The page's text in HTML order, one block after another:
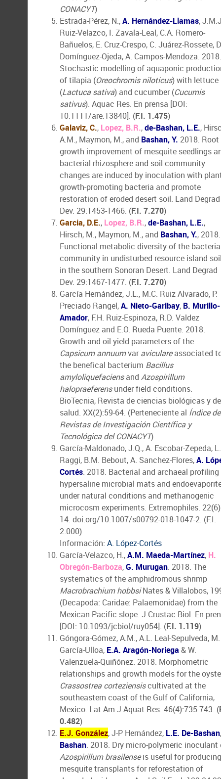
CONACYT)
Estrada-Pérez, N.,A. Hernández-Llamas,
Ruiz-Velazco, I. Zavala-Leal, C.A. Romero-
Bañuelos, E. Cruz-Crespo, C. Juárez-Rossete,
Domínguez-Ojeda, A. Campos-Mendoza. 2018.
Stochastic modelling of aquaponic
of tilapia (Oreochromis niloticus) with lettuce
(Lactuca sativa) and cucumber (Cucumis
sativus). Aquac Res. En prensa [DOI:
10.1111/are.13840]. (F.I. 1.475)
Galaviz, C., Lopez, B.R.,de-Bashan, L.E.,
A.M., Maymon, M., and Bashan, Y. 2018. Root
growth improvement of mesquite seedlings
bacterial rhizosphere and soil community
changes are induced by inoculation with
growth-promoting bacteria and promote
restoration of eroded desert soil. Land Degrad
Dev. 29:1453-1466. (F.I. 7.270)
Garcia, D.E., Lopez, B.R.,de-Bashan, L.E.,
Hirsch, M., Maymon, M., and Bashan, Y., 2018.
Functional metabolic diversity of the
community in undisturbed resource island
in the southern Sonoran Desert. Land Degrad
Dev. 29:1467-1477. (F.I. 7.270)
García Hernández, J.L., M.C. Ruiz Alvarado, P.
Preciado Rangel,A. Nieto-Garibay, B. Murillo-
Amador, F.H. Ruiz-Espinoza, R.D. Valdez
Domínguez and E.O. Rueda Puente. 2018.
Growth and oil yield parameters of the
Capsicum annuumvaraviculareassociated
the benefical bacterium Bacillus
amyloliquefaciensand Azospirillum
halopraeferensunder field conditions.
BioTecnia, Revista de ciencias biológicas y
salud. XX(2):59-64. (Perteneciente al Índice de
Revistas de Investigación Científica y
Tecnológica del CONACYT)
García-Maldonado, J.Q., A. Escobar-Zepeda, L.
Raggi, B.M. Bebout, A. Sanchez-Flores,A.
Cortés. 2018. Bacterial and archaeal
hypersaline microbial mats and
under natural conditions and methanogenic
microcosm experiments. Extremophiles.
14. doi.org/10.1007/s00792-018-1047-2. (F.I.
2.000)
Información: A. López-Cortés
García-Velazco, H.,A.M. Maeda-Martínez, H.
Obregón-Barboza,G. Murugan. 2018. The
systematics of the amphidromous shrimp
Macrobrachium hobbsiNates & Villalobos,
(Decapoda: Caridae: Palaemonidae) from the
Mexican Pacific slope. J Crustac Biol. En
[DOI: 10.1093/jcbiol/ruy054]. (F.I. 1.119)
Góngora-Gómez, A.M., A.L. Leal-Sepulveda, M.
García-Ulloa, E.A. Aragón-Noriega & W.
Valenzuela-Quiñónez. 2018. Morphometric
relationships and growth models for the
Crassostrea corteziensiscultivated at the
southeastern coast of the Gulf of California,
Mexico. Lat Am J Aquat Res. 46(4):735-743. (
0.482)
E.J. González, J-P Hernández, L.E. De-Bashan
Bashan. 2018. Dry micro-polymeric inoculant
Azospirillum brasilenseis useful for producing
mesquite transplants for reforestation of